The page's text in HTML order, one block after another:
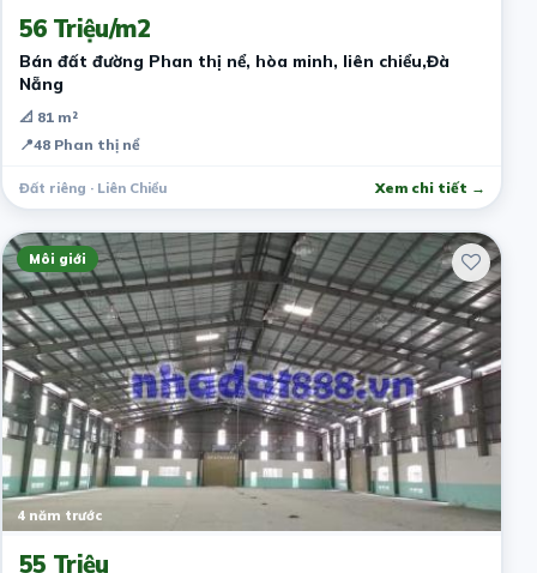
56 Triệu/m2
Bán đất đường Phan thị nể, hòa minh, liên chiểu,Đà
Nẵng
📐 81 m²
📍48 Phan thị nể
Đất riêng · Liên Chiểu Xem chi tiết →
Môi giới
4 năm trước
55 Triệu